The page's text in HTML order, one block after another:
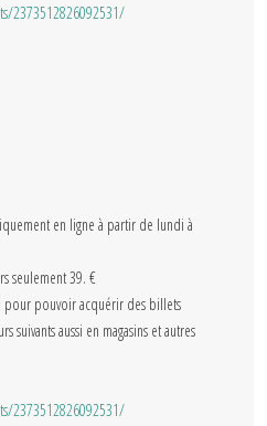
2373512826092531/
en ligne à partir de lundi à
seulement 39. €
pour pouvoir acquérir des billets
suivants aussi en magasins et autres
2373512826092531/